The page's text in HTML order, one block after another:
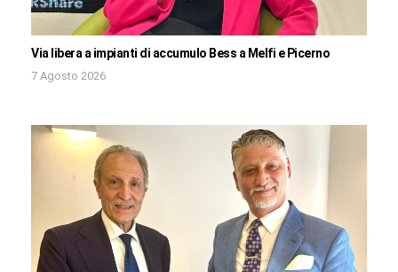
Via libera a impianti di accumulo Bess a Melfi e Picerno
7 Agosto 2026